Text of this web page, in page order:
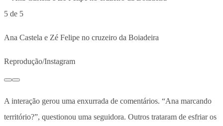
5 de 5
Ana Castela e Zé Felipe no cruzeiro da Boiadeira
Reprodução/Instagram
A interação gerou uma enxurrada de comentários. “Ana marcando
território?”, questionou uma seguidora. Outros trataram de esfriar os